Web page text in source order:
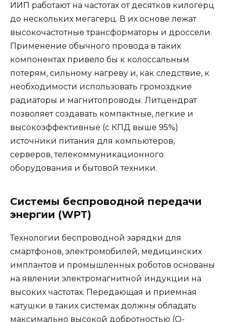
ИИП работают на частотах от десятков килогерц
до нескольких мегагерц. В их основе лежат
высокочастотные трансформаторы и дроссели.
Применение обычного провода в таких
компонентах привело бы к колоссальным
потерям, сильному нагреву и, как следствие, к
необходимости использовать громоздкие
радиаторы и магнитопроводы. Литцендрат
позволяет создавать компактные, легкие и
высокоэффективные (с КПД выше 95%)
источники питания для компьютеров,
серверов, телекоммуникационного
оборудования и бытовой техники.
Системы беспроводной передачи
энергии (WPT)
Технологии беспроводной зарядки для
смартфонов, электромобилей, медицинских
имплантов и промышленных роботов основаны
на явлении электромагнитной индукции на
высоких частотах. Передающая и приемная
катушки в таких системах должны обладать
максимально высокой добротностью (Q-